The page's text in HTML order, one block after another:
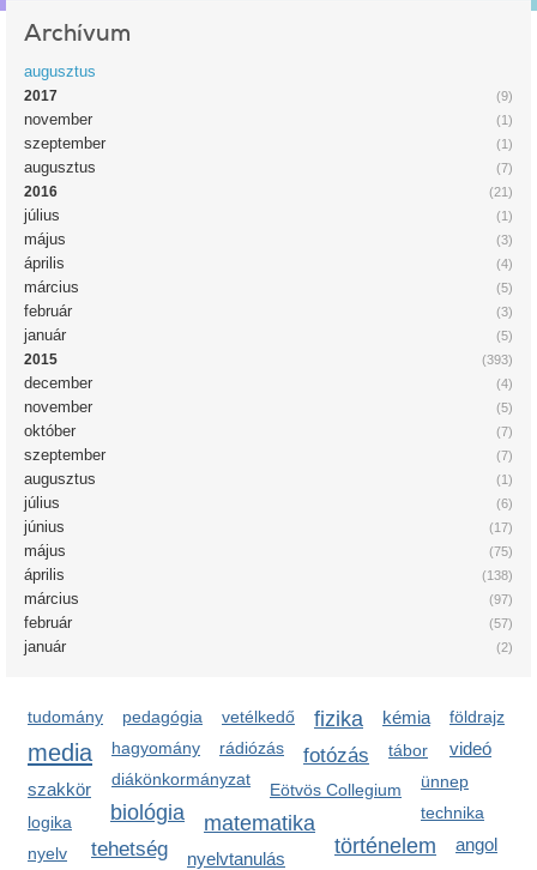
Archívum
augusztus
(9)
2017
(1)
november
(1)
szeptember
(7)
augusztus
(21)
2016
(1)
július
(3)
május
(4)
április
(5)
március
(3)
február
(5)
január
(393)
2015
(4)
december
(5)
november
(7)
október
(7)
szeptember
(1)
augusztus
(6)
július
(17)
június
(75)
május
(138)
április
(97)
március
(57)
február
(2)
január
tudomány pedagógia vetélkedő fizika kémia
media hagyomány
földrajz
rádiózás
videó
fotózás
diákönkormányzat
tábor
Eötvös Collegium ünnep
szakkör
biológia matematika technika
történelem
logika
angol
tehetség nyelvtanulás
nyelv